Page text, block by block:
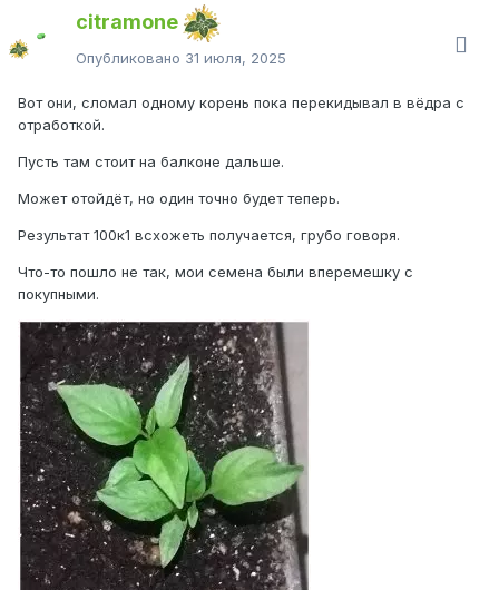
citramone
Опубликовано 31 июля, 2025
Вот они, сломал одному корень пока перекидывал в вёдра с
отработкой.
Пусть там стоит на балконе дальше.
Может отойдёт, но один точно будет теперь.
Результат 100к1 всхожеть получается, грубо говоря.
Что-то пошло не так, мои семена были вперемешку с
покупными.